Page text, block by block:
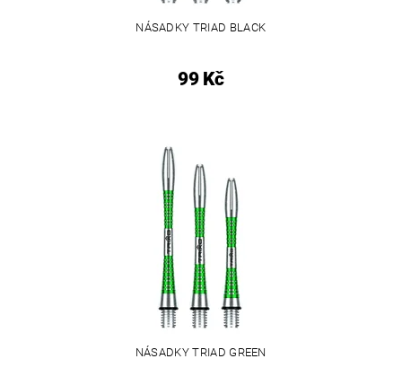
NÁSADKY TRIAD BLACK
99 Kč
NÁSADKY TRIAD GREEN